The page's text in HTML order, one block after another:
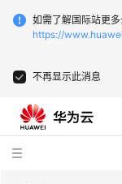
如需了解国际站更多
https://
不再显示此消息